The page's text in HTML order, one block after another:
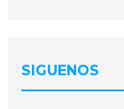
SIGUENOS